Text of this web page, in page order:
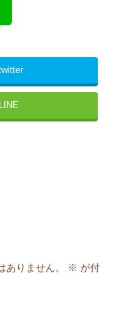
LINE
ありません。 ※ が付